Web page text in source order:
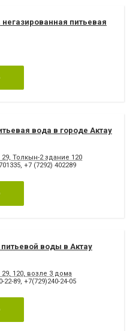
питьевая
вода в городе Актау
29, Толкын-2 здание 120
, +7 (7292) 402289
воды в Актау
29, 120, возле 3 дома
22-89, +7(729)240-24-05